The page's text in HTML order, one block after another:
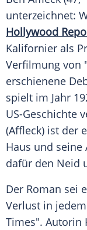
unterzeichnet:
Hollywood
Kalifornier als
Verfilmung von
erschienene
spielt im Jahr
US-Geschichte
(Affleck) ist der
Haus und
dafür den Neid
Der Roman sei
Verlust in
Times". Autorin